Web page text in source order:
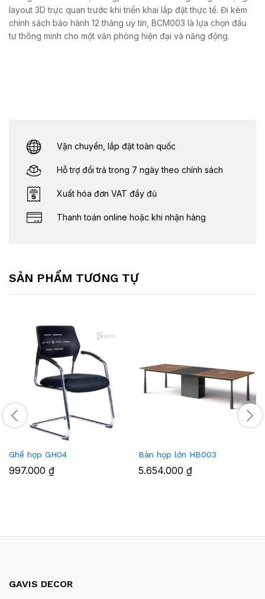
layout 3D trực quan trước khi triển khai lắp đặt thực tế. Đi kèm
chính sách bảo hành 12 tháng uy tín, BCM003 là lựa chọn đầu
tư thông minh cho một văn phòng hiện đại và năng động.
Vận chuyển, lắp đặt toàn quốc
Hỗ trợ đổi trả trong 7 ngày theo chính sách
Xuất hóa đơn VAT đầy đủ
Thanh toán online hoặc khi nhận hàng
SẢN PHẨM TƯƠNG TỰ
Ghế họp GH04
997.000 ₫
Bàn họp lớn HB003
5.654.000 ₫
GAVIS DECOR